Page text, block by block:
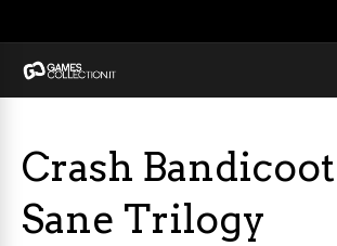
Crash
Sane Trilogy